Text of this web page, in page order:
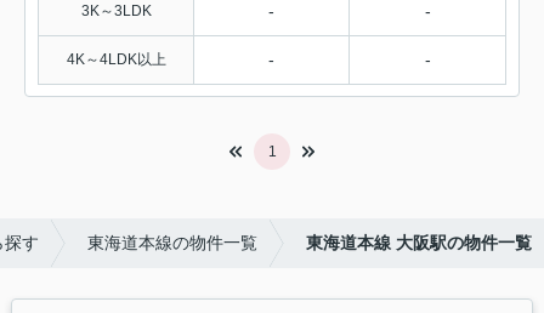
3K～3LDK - -
4K～4LDK以上 - -
1
探す 東海道本線の物件一覧 東海道本線 大阪駅の物件一覧